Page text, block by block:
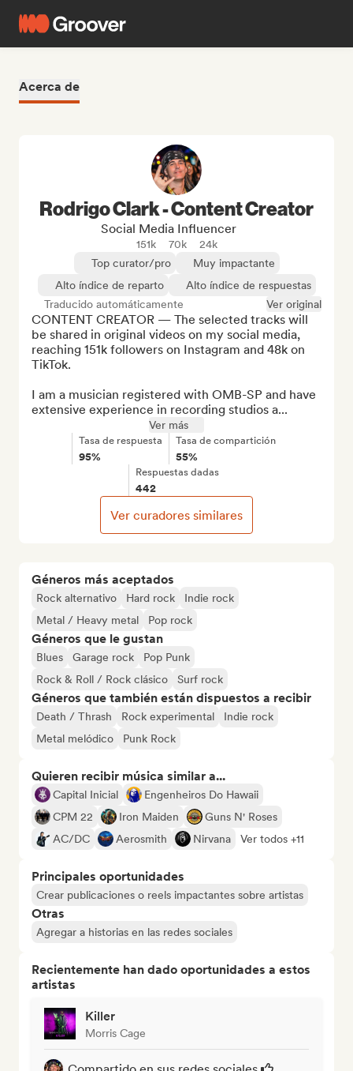
Acerca de
Géneros más aceptados
Rock alternativo Hard rock
Indie rock
Metal / Heavy metal
Pop rock
Géneros que le gustan
Blues Garage rock
Pop Punk
Rock & Roll / Rock clásico
Surf rock
Géneros que también están dispuestos a recibir
Death / Thrash Rock experimental
Indie rock
Metal melódico
Punk Rock
Quieren recibir música similar a...
Capital Inicial
Engenheiros Do Hawaii
CPM 22
Iron Maiden
Guns N' Roses
AC/DC
Aerosmith Nirvana Ver todos +11
Principales oportunidades
Crear publicaciones o reels impactantes sobre artistas
Otras
Agregar a historias en las redes sociales
Recientemente han dado oportunidades a estos
artistas
Killer
Morris Cage
Rodrigo Clark - Content Creator
Social Media Influencer
151k 70k
24k
Top curator/pro
Muy impactante
Alto índice de reparto
Alto índice de respuestas
Traducido automáticamente
Ver original
CONTENT CREATOR — The selected tracks will
be shared in original videos on my social media,
reaching 151k followers on Instagram and 48k on
TikTok.
I am a musician registered with OMB-SP and have
extensive experience in recording studios a...
Ver más
Tasa de respuesta
95%
Tasa de compartición
55%
Respuestas dadas
442
Ver curadores similares